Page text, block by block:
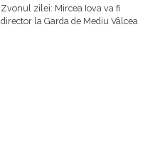
Zvonul zilei: Mircea Iova va fi
director la Garda de Mediu Vâlcea